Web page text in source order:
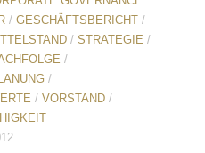
/ GESCHÄFTSBERICHT /
/ STRATEGIE /
/
/
/ VORSTAND /